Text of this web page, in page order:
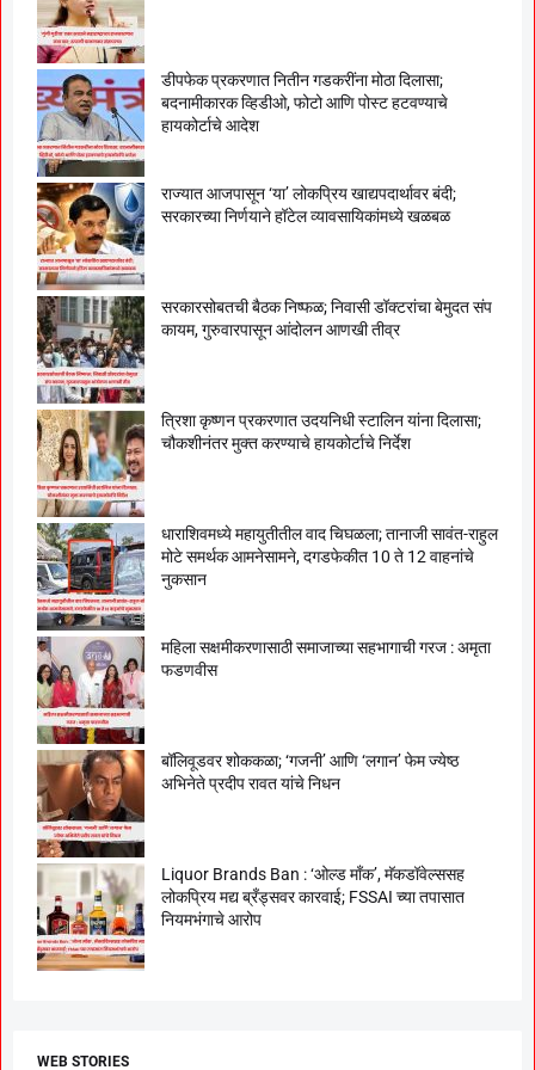
डीपफेक प्रकरणात नितीन गडकरींना मोठा दिलासा;
बदनामीकारक व्हिडीओ, फोटो आणि पोस्ट हटवण्याचे
हायकोर्टाचे आदेश
राज्यात आजपासून ‘या’ लोकप्रिय खाद्यपदार्थावर बंदी;
सरकारच्या निर्णयाने हॉटेल व्यावसायिकांमध्ये खळबळ
सरकारसोबतची बैठक निष्फळ; निवासी डॉक्टरांचा बेमुदत संप
कायम, गुरुवारपासून आंदोलन आणखी तीव्र
त्रिशा कृष्णन प्रकरणात उदयनिधी स्टालिन यांना दिलासा;
चौकशीनंतर मुक्त करण्याचे हायकोर्टाचे निर्देश
धाराशिवमध्ये महायुतीतील वाद चिघळला; तानाजी सावंत-राहुल
मोटे समर्थक आमनेसामने, दगडफेकीत 10 ते 12 वाहनांचे
नुकसान
महिला सक्षमीकरणासाठी समाजाच्या सहभागाची गरज : अमृता
फडणवीस
बॉलिवूडवर शोककळा; ‘गजनी’ आणि ‘लगान’ फेम ज्येष्ठ
अभिनेते प्रदीप रावत यांचे निधन
Liquor Brands Ban : ‘ओल्ड मॉंक’, मॅकडॉवेल्ससह
लोकप्रिय मद्य ब्रँड्सवर कारवाई; FSSAI च्या तपासात
नियमभंगाचे आरोप
WEB STORIES